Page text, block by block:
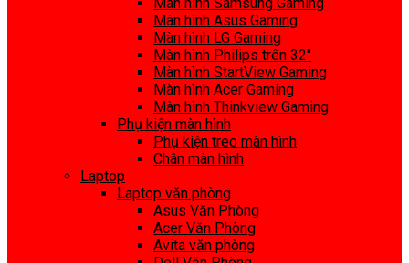
Màn hình Asus Gaming
Màn hình LG Gaming
Màn hình Philips trên 32″
Màn hình StartView Gaming
Màn hình Acer Gaming
Màn hình Thinkview Gaming
Phụ kiện màn hình
Phụ kiện treo màn hình
Chân màn hình
Laptop
Laptop văn phòng
Asus Văn Phòng
Acer Văn Phòng
Avita văn phòng